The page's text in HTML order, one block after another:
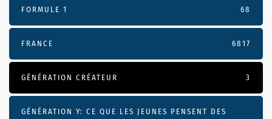
FORMULE 1 68
FRANCE 6817
GÉNÉRATION CRÉATEUR 3
GÉNÉRATION Y: CE QUE LES JEUNES PENSENT DES